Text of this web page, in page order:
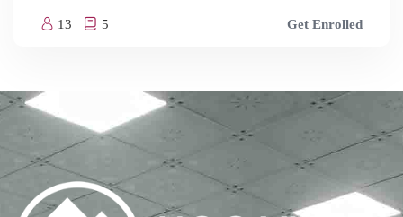
13 5 Get Enrolled